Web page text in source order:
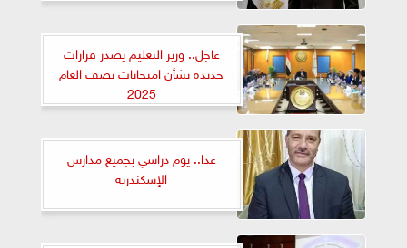
عاجل.. وزير التعليم يصدر قرارات
جديدة بشأن امتحانات نصف العام
2025
غدا.. يوم دراسي بجميع مدارس
الإسكندرية